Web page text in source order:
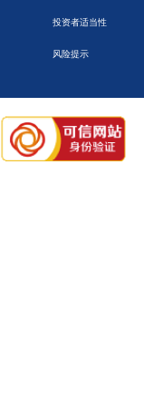
投资者适当性
风险提示